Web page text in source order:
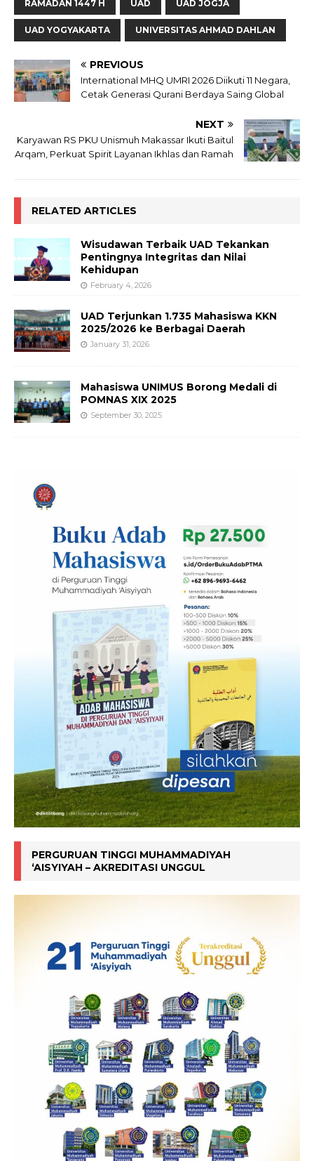
RAMADAN 1447 H UAD UAD JOGJA
UAD YOGYAKARTA UNIVERSITAS AHMAD DAHLAN
PREVIOUS
International MHQ UMRI 2026 Diikuti 11 Negara,
Cetak Generasi Qurani Berdaya Saing Global
NEXT
Karyawan RS PKU Unismuh Makassar Ikuti Baitul
Arqam, Perkuat Spirit Layanan Ikhlas dan Ramah
RELATED ARTICLES
Wisudawan Terbaik UAD Tekankan
Pentingnya Integritas dan Nilai
Kehidupan
February 4, 2026
UAD Terjunkan 1.735 Mahasiswa KKN
2025/2026 ke Berbagai Daerah
January 31, 2026
Mahasiswa UNIMUS Borong Medali di
POMNAS XIX 2025
September 30, 2025
PERGURUAN TINGGI MUHAMMADIYAH
‘AISYIYAH – AKREDITASI UNGGUL